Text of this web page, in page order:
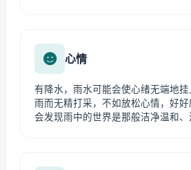
心情
有降水，雨水可能会使心绪无端地
雨而无精打采，不如放松心情，好
会发现雨中的世界是那般洁净温和、